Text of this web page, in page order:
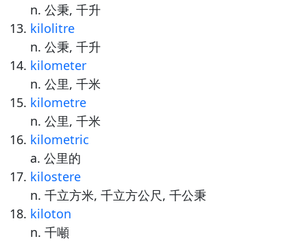
n. 公秉, 千升
kilolitre
n. 公秉, 千升
kilometer
n. 公里, 千米
kilometre
n. 公里, 千米
kilometric
a. 公里的
kilostere
n. 千立方米, 千立方公尺, 千公秉
kiloton
n. 千噸